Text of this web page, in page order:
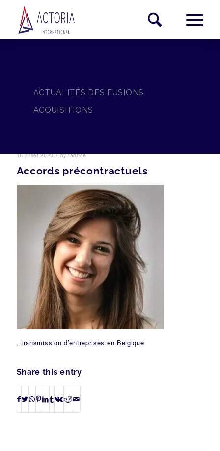
ACTUALITÉS DES FUSIONS
ACQUISITIONS
18 juillet 2020 / byfabrice
Accords précontractuels
, transmission d’entreprises en Belgique
Share this entry